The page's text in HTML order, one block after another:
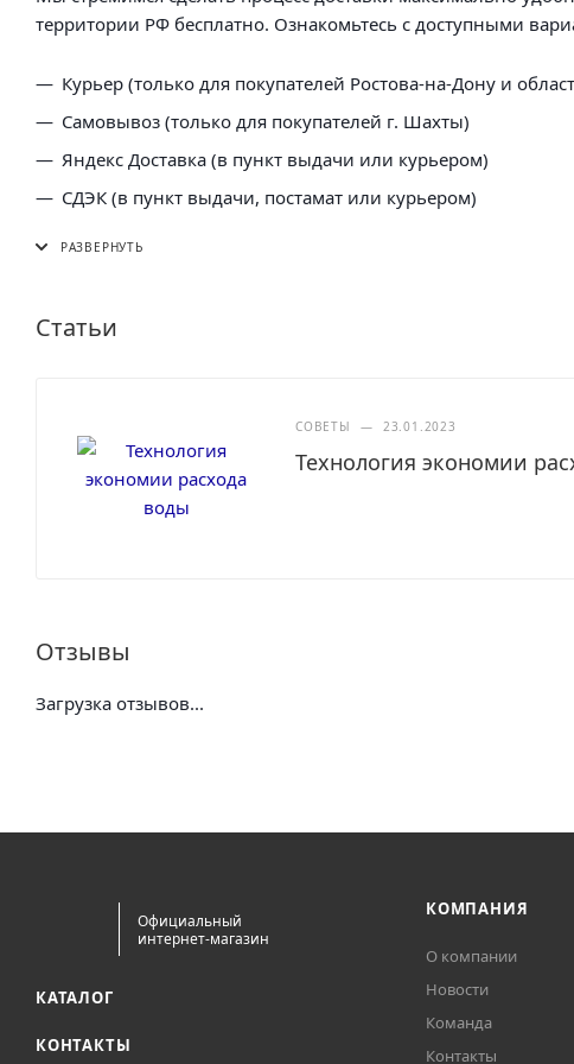
территории РФ бесплатно. Ознакомьтесь с доступными
Курьер (только для покупателей Ростова-на-Дону и
Самовывоз (только для покупателей г. Шахты)
Яндекс Доставка (в пункт выдачи или курьером)
СДЭК (в пункт выдачи, постамат или курьером)
Статьи
СОВЕТЫ — 23.01.2023
Технология экономии
Отзывы
Загрузка отзывов...
Официальный
интернет-магазин
КАТАЛОГ
КОНТАКТЫ
КОМПАНИЯ
О компании
Новости
Команда
Контакты